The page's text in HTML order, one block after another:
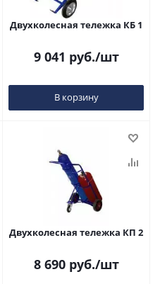
Двухколесная тележка КБ 1
9 041 руб./шт
В корзину
Двухколесная тележка КП 2
8 690руб./шт